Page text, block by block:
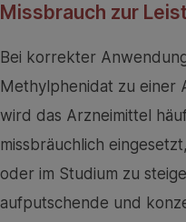
Missbrauch zur
Bei korrekter
Methylphenidat zu einer
wird das Arzneimittel
missbräuchlich
oder im Studium zu
aufputschende und